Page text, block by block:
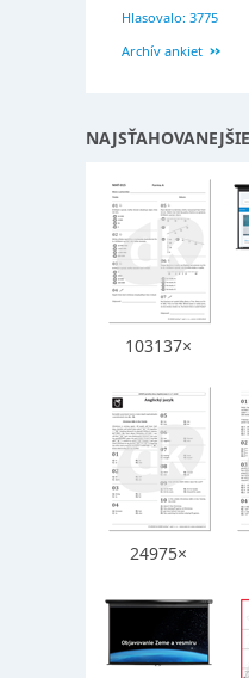
Hlasovalo: 3775
Archív ankiet
NAJSŤAHOVANEJŠIE
103137×
24975×